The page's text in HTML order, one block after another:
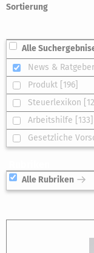
Sortierung
Alle
News & Ratgeber
Produkt [196]
Steuerlexikon
Arbeitshilfe [133]
Gesetzliche
Alle Rubriken